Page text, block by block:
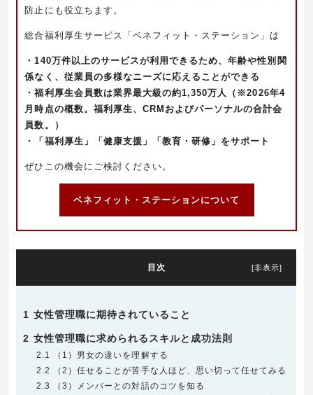
防止にも役立ちます。
総合福利厚生サービス「ベネフィット・ステーション」は
・140万件以上のサービスが利用できるため、年齢や性別関
係なく、従業員の多様なニーズに応える ことができる
・福利厚生会員数は業界最大級の約1,350万人（※2026年4
月時点の概数。福利厚生、CRMおよびパーソナルの合計会
員数。）
・「福利厚生」「健康支援」「教育・研修」をサポート
ぜひこの機会にご検討ください。
ベネフィット・ステーションについて
目次 [非表示]
1 女性管理職に期待されていること
2 女性管理職に求められるスキルと成功法則
2.1
（1）男女の違いを理解する
2.2
（2）任せることが苦手な人ほど、思い切って任せてみる
2.3
（3）メンバーとの対話のコツを知る